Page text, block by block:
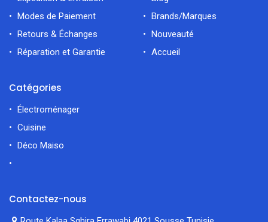
Modes de Paiement
Retours & Échanges
Réparation et Garantie
Brands/Marques
Nouveauté
Accueil
Catégories
Électroménager
Cuisine
Déco Maiso
Contactez-nous